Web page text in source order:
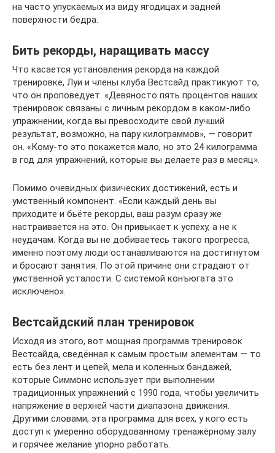
на часто упускаемых из виду ягодицах и задней
поверхности бедра.
Бить рекорды, наращивать массу
Что касается установления рекорда на каждой
тренировке, Луи и члены клуба Вестсайд практикуют то,
что он проповедует. «Девяносто пять процентов наших
тренировок связаны с личным рекордом в каком-либо
упражнении, когда вы превосходите свой лучший
результат, возможно, на пару килограммов», — говорит
он. «Кому-то это покажется мало, но это 24 килограмма
в год для упражнений, которые вы делаете раз в месяц».
Помимо очевидных физических достижений, есть и
умственный компонент. «Если каждый день вы
приходите и бьёте рекорды, ваш разум сразу же
настраивается на это. Он привыкает к успеху, а не к
неудачам. Когда вы не добиваетесь такого прогресса,
именно поэтому люди останавливаются на достигнутом
и бросают занятия. По этой причине они страдают от
умственной усталости. С системой конъюгата это
исключено».
Вестсайдский план тренировок
Исходя из этого, вот мощная программа тренировок
Вестсайда, сведённая к самым простым элементам — то
есть без лент и цепей, мела и коленных бандажей,
которые Симмонс использует при выполнении
традиционных упражнений с 1990 года, чтобы увеличить
напряжение в верхней части диапазона движения.
Другими словами, эта программа для всех, у кого есть
доступ к умеренно оборудованному тренажёрному залу
и горячее желание упорно работать.